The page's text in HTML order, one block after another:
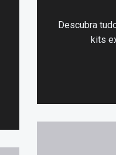
Descubra
kits